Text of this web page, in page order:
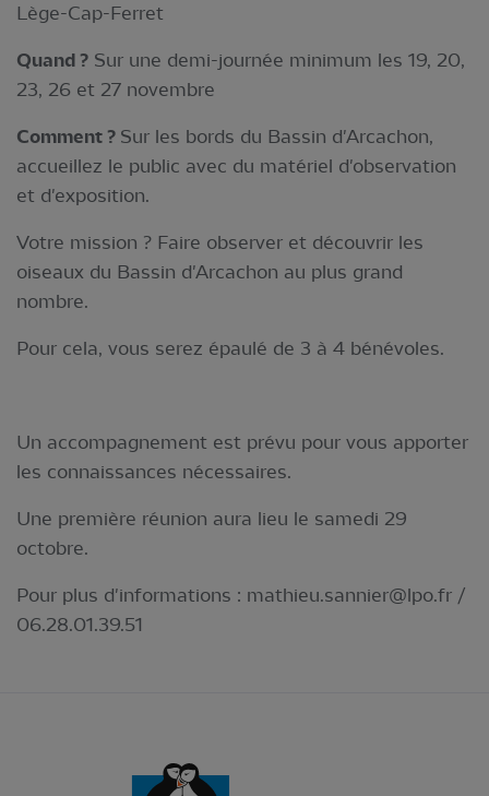
Lège-Cap-Ferret
Quand ? Sur une demi-journée minimum les 19, 20,
23, 26 et 27 novembre
Comment ? Sur les bords du Bassin d'Arcachon,
accueillez le public avec du matériel d'observation
et d'exposition.
Votre mission ? Faire observer et découvrir les
oiseaux du Bassin d'Arcachon au plus grand
nombre.
Pour cela, vous serez épaulé de 3 à 4 bénévoles.
Un accompagnement est prévu pour vous apporter
les connaissances nécessaires.
Une première réunion aura lieu le samedi 29
octobre.
Pour plus d'informations : mathieu.sannier@lpo.fr /
06.28.01.39.51